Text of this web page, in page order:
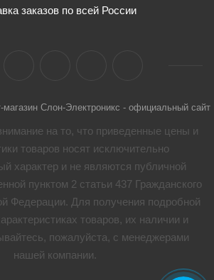
заказов по всей России
Слон-Электроникс - официальный сайт
на то, что приведенные цены и
товaров носят исключительно
характер и не являются публичной
пунктом 2 статьи 437 Гражданского
Федерации. Для получения подробной
товaров, их наличии и
пожалуйста, с менеджерами
нашей компании.